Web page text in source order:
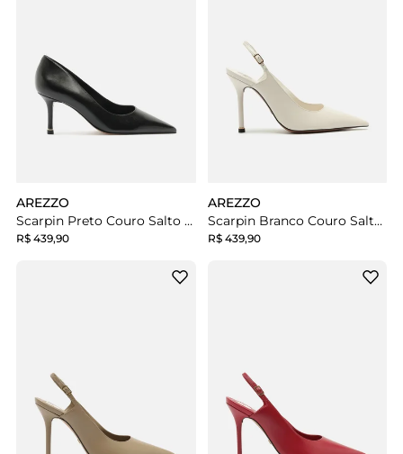
AREZZO
Scarpin Preto Couro Salto Fino
R$ 439,90
AREZZO
Scarpin Branco Couro Salto Fino Slingback
R$ 439,90